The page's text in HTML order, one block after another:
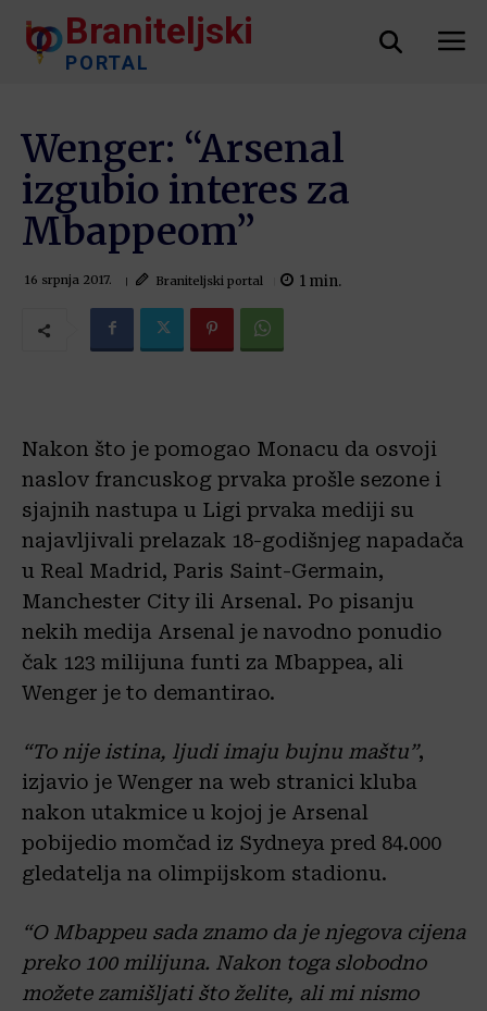
Braniteljski
PORTAL
Wenger: “Arsenal
izgubio interes za
Mbappeom”
16 srpnja 2017. Braniteljski portal 1 min.
Nakon što je pomogao Monacu da osvoji
naslov francuskog prvaka prošle sezone i
sjajnih nastupa u Ligi prvaka mediji su
najavljivali prelazak 18-godišnjeg napadača
u Real Madrid, Paris Saint-Germain,
Manchester City ili Arsenal. Po pisanju
nekih medija Arsenal je navodno ponudio
čak 123 milijuna funti za Mbappea, ali
Wenger je to demantirao.
“To nije istina, ljudi imaju bujnu maštu”,
izjavio je Wenger na web stranici kluba
nakon utakmice u kojoj je Arsenal
pobijedio momčad iz Sydneya pred 84.000
gledatelja na olimpijskom stadionu.
“O Mbappeu sada znamo da je njegova cijena
preko 100 milijuna. Nakon toga slobodno
možete zamišljati što želite, ali mi nismo